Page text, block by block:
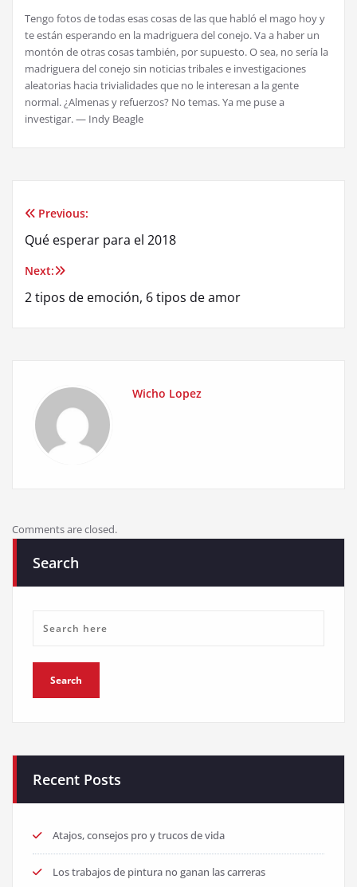
Tengo fotos de todas esas cosas de las que habló el mago hoy y
te están esperando en la madriguera del conejo. Va a haber un
montón de otras cosas también, por supuesto. O sea, no sería la
madriguera del conejo sin noticias tribales e investigaciones
aleatorias hacia trivialidades que no le interesan a la gente
normal. ¿Almenas y refuerzos? No temas. Ya me puse a
investigar. — Indy Beagle
Post
navigation
Previous:
Qué esperar para el 2018
Next:
2 tipos de emoción, 6 tipos de amor
Wicho Lopez
Comments are closed.
Search
Recent Posts
Atajos, consejos pro y trucos de vida
Los trabajos de pintura no ganan las carreras